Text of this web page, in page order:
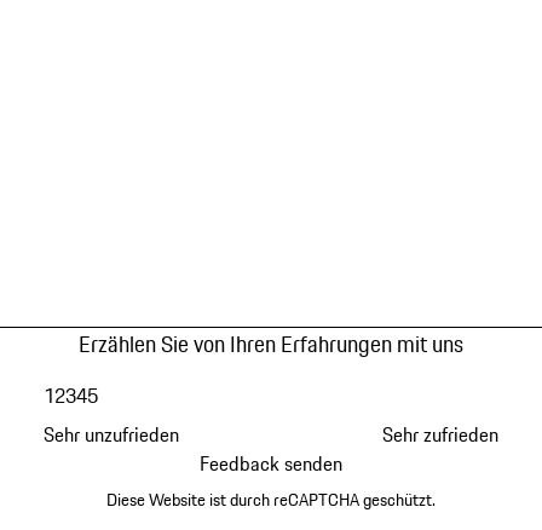
Erzählen Sie von Ihren Erfahrungen mit uns
Sehr unzufrieden
12345
Sehr zufrieden
Feedback senden
Diese Website ist durch reCAPTCHA geschützt.